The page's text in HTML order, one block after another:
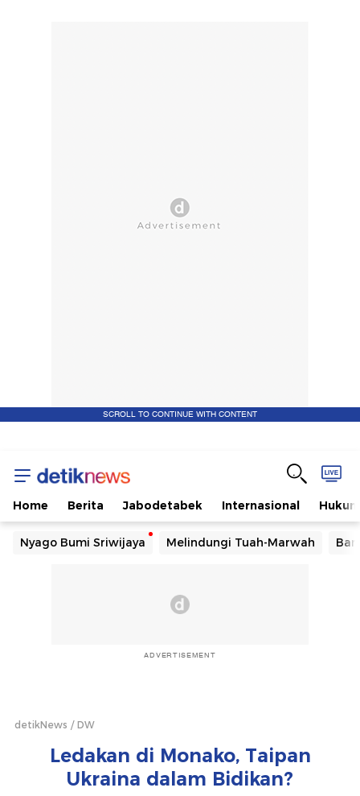
SCROLL TO CONTINUE WITH CONTENT
Home Berita Jabodetabek Internasional Hukum
Nyago Bumi Sriwijaya Melindungi Tuah-Marwah
ADVERTISEMENT
detikNews DW
Ledakan di Monako, Taipan
Ukraina dalam Bidikan?